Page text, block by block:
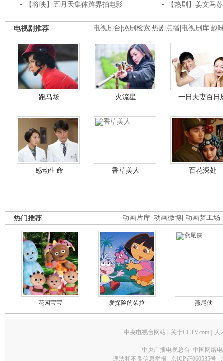
【将映】五月天集体跨界拍电影
【热剧】姜文马
电视剧台 热剧检索 热剧点播 电视剧库 趣
电视剧推荐
跑马场 火流星 一日夫妻百日
感动生命 香草美人 百花深处
动画片库 动画微博 动画梦工场
热门推荐
花园宝宝 爱探险的朵拉 燕尾侠
中央电视台网站 关于CCTV.com 人
中央广播电视总台 中国网络
违法和不良信息举报
京ICP证060535号